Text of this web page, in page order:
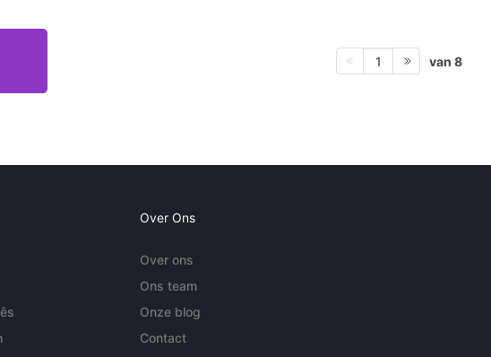
1 van 8
Over Ons
Over ons
Ons team
Onze blog
Contact